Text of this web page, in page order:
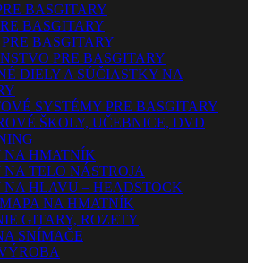
BASGITARY
BASGITARY
BASGITARY
PRE BASGITARY
DIELY A SÚČIASTKY NA
SYSTÉMY PRE BASGITARY
ŠKOLY, UČEBNICE, DVD
NA HMATNÍK
TELO NÁSTROJA
HLAVU – HEADSTOCK
NA HMATNÍK
GITARY, ROZETY
SNÍMAČE